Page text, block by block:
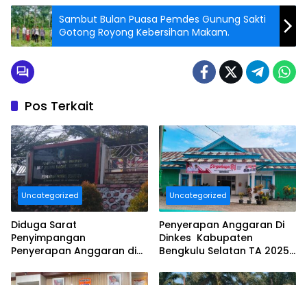
Sambut Bulan Puasa Pemdes Gunung Sakti
Gotong Royong Kebersihan Makam.
Pos Terkait
Uncategorized
Diduga Sarat
Penyimpangan
Penyerapan Anggaran di
HOLTIKULTURA DAN
Uncategorized
Penyerapan Anggaran Di
Dinkes Kabupaten
Bengkulu Selatan TA 2025
Ajang Korupsi, Dan Segera